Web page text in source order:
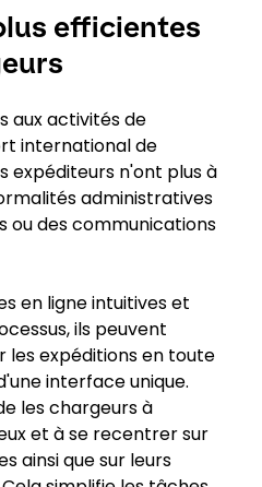
efficientes
aux activités de
international de
expéditeurs n'ont plus à
administratives
ou des communications
en ligne intuitives et
ils peuvent
les expéditions en toute
interface unique.
les chargeurs à
et à se recentrer sur
ainsi que sur leurs